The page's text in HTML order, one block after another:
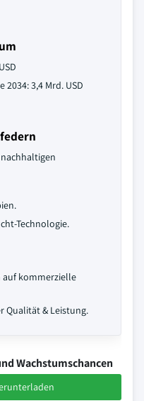
3,4 Mrd. USD
Technologie.
kommerzielle
Qualität & Leistung.
Wachstumschancen